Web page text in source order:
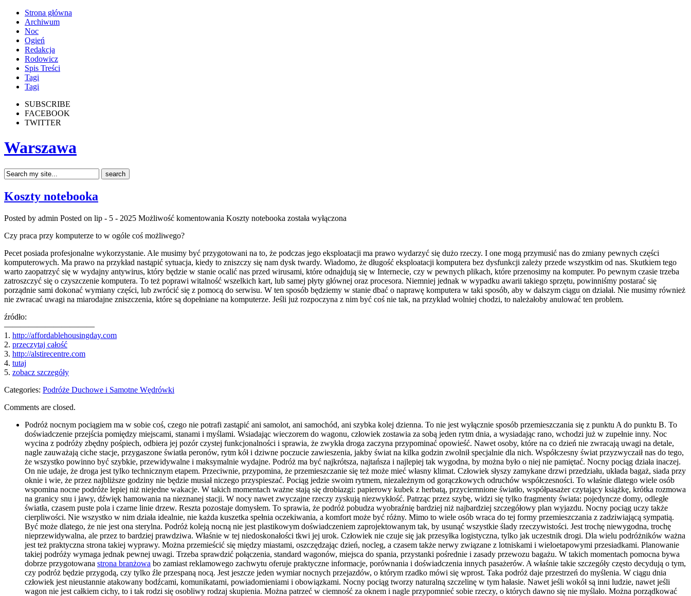
Strona główna
Archiwum
Noc
Ogień
Redakcja
Rodowicz
Spis Treści
Tagi
Tagi
SUBSCRIBE
FACEBOOK
TWITTER
Warszawa
Koszty notebooka
Posted by admin Posted on lip - 5 - 2025 Możliwość komentowania Koszty notebooka została wyłączona
Czy praca przy komputerze to w ogóle coś możliwego?
Pecet posiada profesjonalne wykorzystanie. Ale musimy być przygotowani na to, że podczas jego eksploatacji ma prawo wydarzyć się dużo rzeczy. I one mogą przymusić nas do zmiany pewnych części
komputerowych. Ma prawo na przykład nastąpić sytuacja, kiedy to zniszczy się nam dysk twardy. Wiadomo, że długość eksploatacji komputera bez dysfunkcji zależy przede wszystkim od nas. Skutkiem tego
warto zaopatrzyć się w wydajny antywirus, który będzie w stanie ocalić nas przed wirusami, które odnajdują się w Internecie, czy w pewnych plikach, które przenosimy na komputer. Po pewnym czasie trzeba
zatroszczyć się o czyszczenie komputera. To też poprawi witalność wszelkich kart, lub samej płyty głównej oraz procesora. Niemniej jednak w wypadku awarii takiego sprzętu, powinniśmy postarać się
porządnie sami dokonać wymiany części, lub zwrócić się z pomocą do serwisu. W ten sposób będziemy w stanie dbać o naprawę komputera w taki sposób, aby w dalszym ciągu on działał. Nie musimy również
nie zwracać uwagi na miarodajne zniszczenia, które są dopełniane na komputerze. Jeśli już rozpoczyna z nim być coś nie tak, na przykład wolniej chodzi, to należałoby anulować ten problem.
źródło:
———————————
1. http://affordablehousingday.com
2. przeczytaj całość
3. http://alstirecentre.com
4. tutaj
5. zobacz szczegóły
Categories: Podróże Duchowe i Samotne Wędrówki
Comments are closed.
Podróż nocnym pociągiem ma w sobie coś, czego nie potrafi zastąpić ani samolot, ani samochód, ani szybka kolej dzienna. To nie jest wyłącznie sposób przemieszczania się z punktu A do punktu B. To
doświadczenie przejścia pomiędzy miejscami, stanami i myślami. Wsiadając wieczorem do wagonu, człowiek zostawia za sobą jeden rytm dnia, a wysiadając rano, wchodzi już w zupełnie inny. Noc
wycina z podróży zbędny pośpiech, odbiera jej pozór czystej funkcjonalności i sprawia, że zwykła droga zaczyna przypominać opowieść. Nawet osoby, które na co dzień nie zwracają uwagi na detale,
nagle zauważają ciche stacje, przygaszone światła peronów, rytm kół i dziwne poczucie zawieszenia, jakby świat na kilka godzin zwolnił specjalnie dla nich. Współczesny świat przyzwyczaił nas do tego,
że wszystko powinno być szybkie, przewidywalne i maksymalnie wydajne. Podróż ma być najkrótsza, najtańsza i najlepiej tak wygodna, by można było o niej nie pamiętać. Nocny pociąg działa inaczej.
On nie udaje, że droga jest tylko technicznym etapem. Przeciwnie, przypomina, że przemieszczanie się też może mieć własny klimat. Człowiek słyszy zamykane drzwi przedziału, układa bagaż, siada przy
oknie i wie, że przez najbliższe godziny nie będzie musiał niczego przyspieszać. Pociąg jedzie swoim rytmem, niezależnym od gorączkowych odruchów współczesności. To właśnie dlatego wiele osób
wspomina nocne podróże lepiej niż niejedne wakacje. W takich momentach ważne stają się drobiazgi: papierowy kubek z herbatą, przyciemnione światło, współpasażer czytający książkę, krótka rozmowa
na granicy snu i jawy, dźwięk hamowania na nieznanej stacji. W nocy nawet zwyczajne rzeczy zyskują niezwykłość. Patrząc przez szybę, widzi się tylko fragmenty świata: pojedyncze domy, odległe
światła, czasem puste pola i czarne linie drzew. Reszta pozostaje domysłem. To sprawia, że podróż pobudza wyobraźnię bardziej niż najbardziej szczegółowy plan wyjazdu. Nocny pociąg uczy także
cierpliwości. Nie wszystko w nim działa idealnie, nie każda kuszetka spełnia oczekiwania, a komfort może być różny. Mimo to wiele osób wraca do tej formy przemieszczania z zadziwiającą sympatią.
Być może dlatego, że nie jest ona sterylna. Podróż koleją nocną nie jest plastikowym doświadczeniem zaprojektowanym tak, by usunąć wszystkie ślady rzeczywistości. Jest trochę niewygodna, trochę
nieprzewidywalna, ale przez to bardziej prawdziwa. Właśnie w tej niedoskonałości tkwi jej urok. Człowiek nie czuje się jak przesyłka logistyczna, tylko jak uczestnik drogi. Dla wielu podróżników ważna
jest też praktyczna strona takiej wyprawy. Można przemieścić się między miastami, oszczędzając dzień, nocleg, a czasem także nerwy związane z lotniskami i wieloetapowymi przesiadkami. Planowanie
takiej podróży wymaga jednak pewnej uwagi. Trzeba sprawdzić połączenia, standard wagonów, miejsca do spania, przystanki pośrednie i zasady przewozu bagażu. W takich momentach pomocna bywa
dobrze przygotowana strona branżowa bo zamiast reklamowego zachwytu oferuje praktyczne informacje, porównania i doświadczenia innych pasażerów. A właśnie takie szczegóły często decydują o tym,
czy podróż będzie przygodą, czy tylko źle przespaną nocą. Jest jeszcze jeden wymiar nocnych przejazdów, o którym rzadko mówi się wprost. Taka podróż daje przestrzeń do myślenia. W ciągu dnia
człowiek jest nieustannie atakowany bodźcami, komunikatami, powiadomieniami i obowiązkami. Nocny pociąg tworzy naturalną szczelinę w tym hałasie. Nawet jeśli wokół są inni ludzie, nawet jeśli
wagon nie jest całkiem cichy, to i tak rodzi się osobliwy rodzaj skupienia. Można patrzeć w ciemność za oknem i nagle przypomnieć sobie rzeczy, o których dawno się nie myślało. Można porządkować